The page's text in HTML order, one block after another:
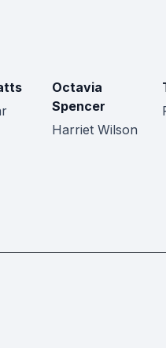
Octavia
Spencer
Harriet Wilson